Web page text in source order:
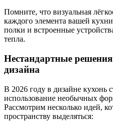
Помните, что визуальная
каждого элемента вашей
полки и встроенные
тепла.
Нестандартные
дизайна
В 2026 году в дизайне кухонь
использование необычных
Рассмотрим несколько идей,
пространству выделяться: